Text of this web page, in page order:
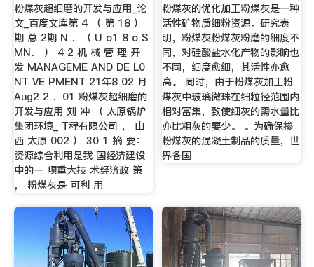
粉煤灰超细磨的开发与应用_论
文_百度文库第 4 （ 第 18 ）
期 总 2期 N ．（ U o1 8 o S
MN． ） 4 2 机 械 管 理 开
发 MANAGEME AND DE L0
NT VE PMENT 21年8 02 月
Aug2 2 ．01 粉煤灰超细磨的
开发与应用 刘 冲 （ 太原锅炉
集团环境_ T程有限公司 ， 山
西 太原 002 ） 30 1 摘 要：
资源综合利用是我 国经济建设
中的一 项重大技 术经济政 策
， 粉煤灰是 可利 用
粉煤灰的优化加工粉煤灰是一种
活性矿物质细粉资源。研究表
明，粉煤灰粉煤灰粉磨的细度不
同，对硅酸盐水化产物的影响也
不同，细度愈细，其活性亦愈
高。 同时，由于粉煤灰加工粉
煤灰中玻璃微珠在细粒径范围内
相对富集，致使细灰的需水量比
亦比粗灰的要少。 。为确保掺
粉煤灰的混凝土制品的质量，世
界各国